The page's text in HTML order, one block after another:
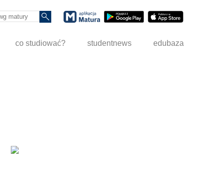
co studiować? studentnews edubaza